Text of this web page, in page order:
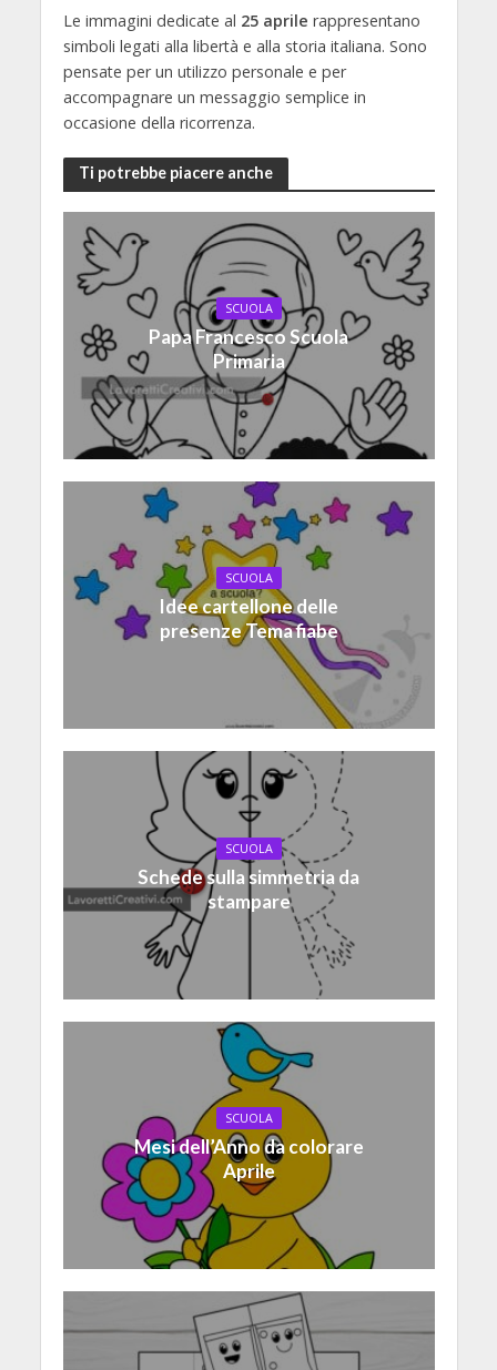
Le immagini dedicate al 25 aprile rappresentano
simboli legati alla libertà e alla storia italiana. Sono
pensate per un utilizzo personale e per
accompagnare un messaggio semplice in
occasione della ricorrenza.
Ti potrebbe piacere anche
SCUOLA
Papa Francesco Scuola
Primaria
SCUOLA
Idee cartellone delle
presenze Tema fiabe
SCUOLA
Schede sulla simmetria da
stampare
SCUOLA
Mesi dell’Anno da colorare
Aprile